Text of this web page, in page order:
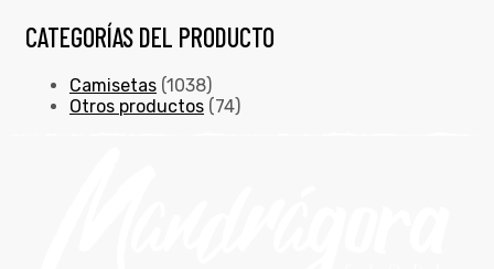
CATEGORÍAS DEL PRODUCTO
Camisetas (1038)
Otros productos (74)